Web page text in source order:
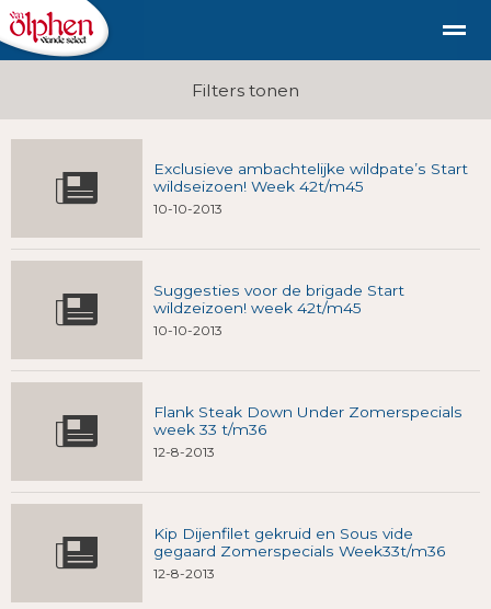
duurzaam diervriendelijk vlees uit de
Shop Nieuws Bellen E-mail
Filters tonen
Exclusieve ambachtelijke wildpate’s Start
wildseizoen! Week 42t/m45
10-10-2013
Suggesties voor de brigade Start
wildzeizoen! week 42t/m45
10-10-2013
Flank Steak Down Under Zomerspecials
week 33 t/m36
12-8-2013
Kip Dijenfilet gekruid en Sous vide
gegaard Zomerspecials Week33t/m36
12-8-2013